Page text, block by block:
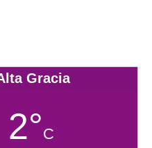
Gracia
2°C